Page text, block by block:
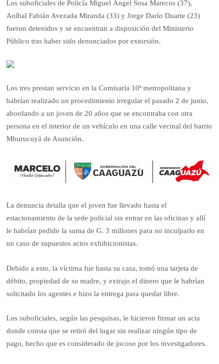
Los suboficiales de Policía Miguel Ángel Sosa Marecos (37),
Aníbal Fabián Avezada Miranda (33) y Jorge Darío Duarte (23)
fueron detenidos y se encuentran a disposición del Ministerio
Público tras haber sido denunciados por extorsión.
Los tres prestan servicio en la Comisaría 10ª metropolitana y
habrían realizado un procedimiento irregular el pasado 2 de junio,
abordando a un joven de 20 años que se encontraba con otra
persona en el interior de un vehículo en una calle vecinal del barrio
Mburucuyá de Asunción.
La denuncia detalla que el joven fue llevado hasta el
estacionamiento de la sede policial sin entrar en las oficinas y allí
le habrían pedido la suma de G. 3 millones para no inculparlo en
un caso de supuestos actos exhibicionistas.
Debido a esto, la víctima fue hasta su casa, tomó una tarjeta de
débito, propiedad de su madre, y extrajo el dinero que le habrían
solicitado los agentes e hizo la entrega para quedar libre.
Los suboficiales, según las pesquisas, le hicieron firmar un acta
donde consta que se retiró del lugar sin realizar ningún tipo de
pago, hecho que es considerado de jocoso por los investigadores.